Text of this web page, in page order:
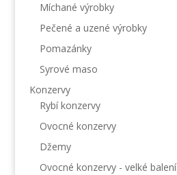
Míchané výrobky
Pečené a uzené výrobky
Pomazánky
Syrové maso
Konzervy
Rybí konzervy
Ovocné konzervy
Džemy
Ovocné konzervy - velké balení